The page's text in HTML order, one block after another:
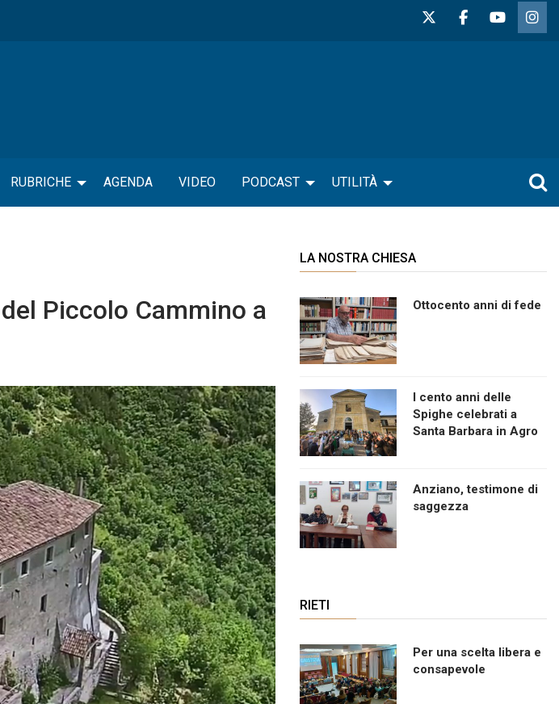
RUBRICHE AGENDA VIDEO PODCAST UTILITÀ
Piccolo Cammino a
LA NOSTRA CHIESA
Ottocento anni di fede
I cento anni delle
Spighe celebrati a
Santa Barbara in Agro
Anziano, testimone di
saggezza
RIETI
Per una scelta libera e
consapevole